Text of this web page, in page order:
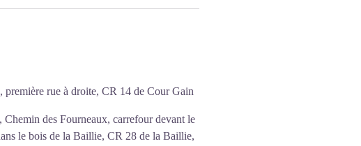
première rue à droite, CR 14 de Cour Gain
des Fourneaux, carrefour devant le
le bois de la Baillie, CR 28 de la Baillie,